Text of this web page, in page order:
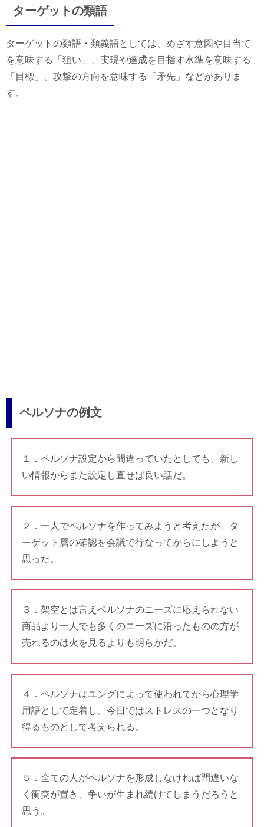
ターゲットの類語
ターゲットの類語・類義語としては、めざす意図や目当て
を意味する「狙い」、実現や達成を目指す水準を意味する
「目標」、攻撃の方向を意味する「矛先」などがありま
す。
ペルソナの例文
１．ペルソナ設定から間違っていたとしても、新し
い情報からまた設定し直せば良い話だ。
２．一人でペルソナを作ってみようと考えたが、タ
ーゲット層の確認を会議で行なってからにしようと
思った。
３．架空とは言えペルソナのニーズに応えられない
商品より一人でも多くのニーズに沿ったものの方が
売れるのは火を見るよりも明らかだ。
４．ペルソナはユングによって使われてから心理学
用語として定着し、今日ではストレスの一つとなり
得るものとして考えられる。
５．全ての人がペルソナを形成しなければ間違いな
く衝突が置き、争いが生まれ続けてしまうだろうと
思う。